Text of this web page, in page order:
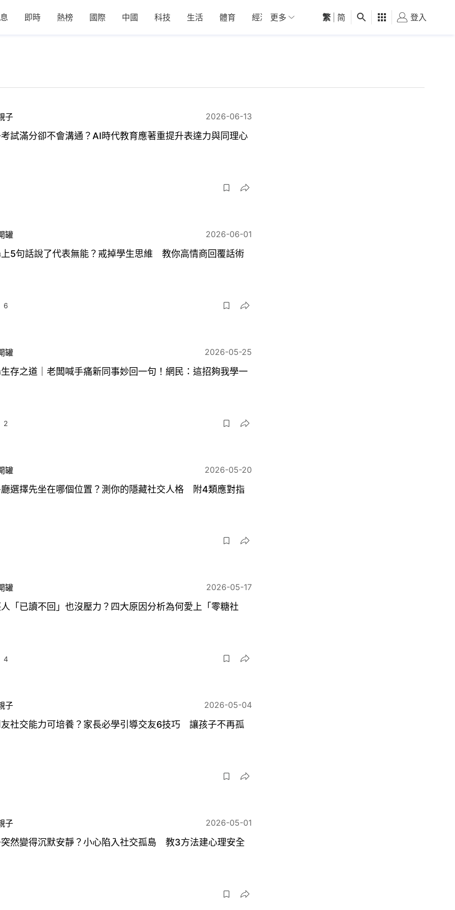
即時 熱榜 國際 中國 科技 生活 體育 經濟 01深圳 觀點 健康 好食玩飛
更多 繁 简 登入
子 2026-06-13
試滿分卻不會溝通？AI時代教育應著重提升表達力與同理心
罐 2026-06-01
5句話說了代表無能？戒掉學生思維 教你高情商回覆話術
6
罐 2026-05-25
存之道｜老闆喊手痛新同事妙回一句！網民：這招夠我學一
2
罐 2026-05-20
選擇先坐在哪個位置？測你的隱藏社交人格 附4類應對指
罐 2026-05-17
「已讀不回」也沒壓力？四大原因分析為何愛上「零糖社
4
子 2026-05-04
社交能力可培養？家長必學引導交友6技巧 讓孩子不再孤
子 2026-05-01
然變得沉默安靜？小心陷入社交孤島 教3方法建心理安全